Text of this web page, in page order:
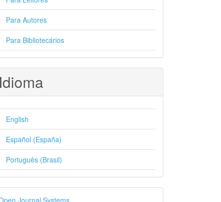
Para Autores
Para Bibliotecários
English
Español (España)
Português (Brasil)
Journal Systems